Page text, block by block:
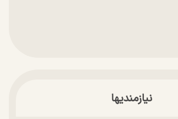
نیازمندیها